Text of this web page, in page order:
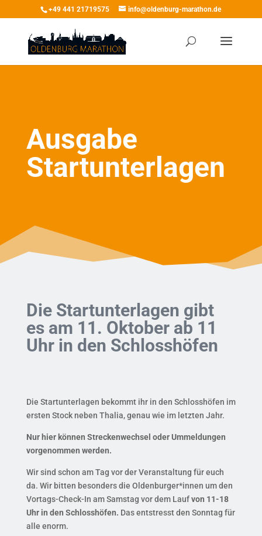
+49 441 21719575 info@oldenburg-marathon.de
Ausgabe
Startunterlagen
Die Startunterlagen gibt
es am 11. Oktober ab 11
Uhr in den Schlosshöfen
Die Startunterlagen bekommt ihr in den Schlosshöfen im
ersten Stock neben Thalia, genau wie im letzten Jahr.
Nur hier können Streckenwechsel oder Ummeldungen
vorgenommen werden.
Wir sind schon am Tag vor der Veranstaltung für euch
da. Wir bitten besonders die Oldenburger*innen um den
Vortags-Check-In am Samstag vor dem Laufvon 11-18
Uhr in den Schlosshöfen. Das entstresst den Sonntag für
alle enorm.